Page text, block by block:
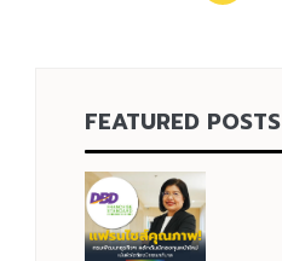
FEATURED POSTS